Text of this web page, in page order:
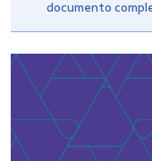
documento